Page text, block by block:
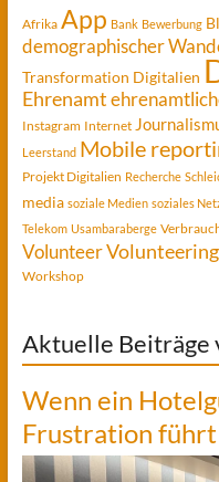
Afrika App Bank Bewerbung
demographischer
Transformation Digitalien
Ehrenamt
Instagram Internet
Leerstand Mobile
Projekt Digitalien Recherche
media soziale Medien soziales
Telekom Usambaraberge
VolunteerVolunteering
Workshop
Aktuelle Beiträge
Wenn ein
Frustration führt